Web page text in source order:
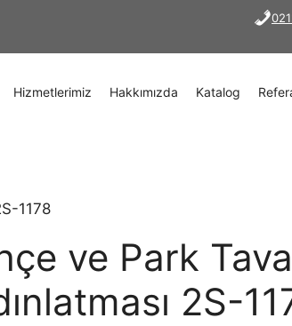
Hizmetlerimiz Hakkımızda Katalog
1178
ve Park
2S-